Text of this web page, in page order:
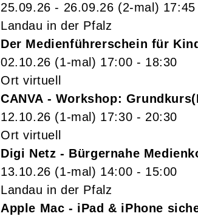
25.09.26 - 26.09.26 (2-mal) 17:45
Landau in der Pfalz
Der Medienführerschein für
02.10.26 (1-mal) 17:00 - 18:30
Ort virtuell
CANVA - Workshop: Grundkurs
12.10.26 (1-mal) 17:30 - 20:30
Ort virtuell
Digi Netz - Bürgernahe
13.10.26 (1-mal) 14:00 - 15:00
Landau in der Pfalz
Apple Mac - iPad & iPhone